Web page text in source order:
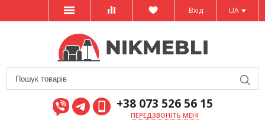
UA
Вхід
+38 073 526 56 15
ПЕРЕДЗВОНІТЬ МЕНІ